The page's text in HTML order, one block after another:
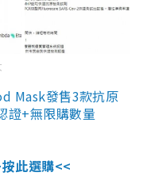
Mask發售3款抗原
證+無限購數量
此選購<<